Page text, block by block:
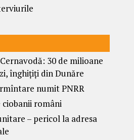
30 de milioane
înghițiți din Dunăre
numit PNRR
ciobanii români
– pericol la adresa